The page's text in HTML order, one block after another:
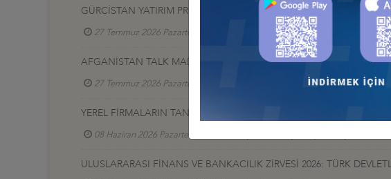
GÜRCİSTAN YATIRIM PROJELERİ HK.
27 Temmuz 2026 Pazartesi Türkiye - Gürcistan İş Konseyi
AFGANİSTAN TALK MADEN SAHASI GELİŞTİRME İHALESİ HK
27 Temmuz 2026 Pazartesi Türkiye - Afganistan İş Konseyi
YEREL FİRMALARIN TANITIM SERGİSİ, 17-20 HAZİRAN 2026, BAKÜ
08 Haziran 2026 Pazartesi
ULUSLARARASI FİNANS VE BANKACILIK ZİRVESİ 2026: TÜRK